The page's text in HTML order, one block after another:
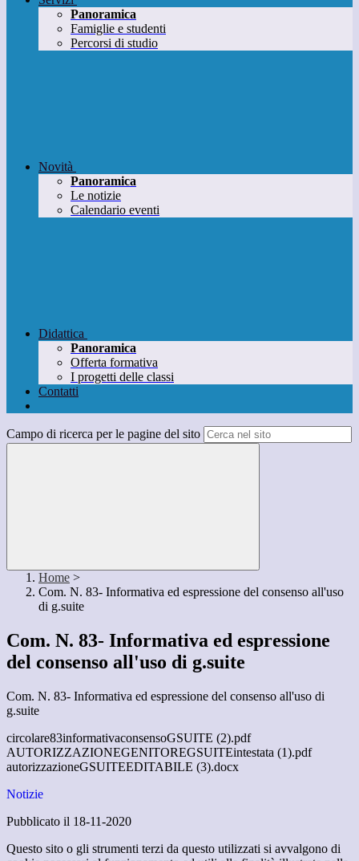
Panoramica
Famiglie e studenti
Percorsi di studio
Novità
Panoramica
Le notizie
Calendario eventi
Didattica
Panoramica
Offerta formativa
I progetti delle classi
Contatti
Campo di ricerca per le pagine del sito
Home >
Com. N. 83- Informativa ed espressione del consenso all'uso
di g.suite
Com. N. 83- Informativa ed espressione
del consenso all'uso di g.suite
Com. N. 83- Informativa ed espressione del consenso all'uso di
g.suite
circolare83informativaconsensoGSUITE (2).pdf
AUTORIZZAZIONEGENITOREGSUITEintestata (1).pdf
autorizzazioneGSUITEEDITABILE (3).docx
Notizie
Pubblicato il 18-11-2020
Questo sito o gli strumenti terzi da questo utilizzati si avvalgono di